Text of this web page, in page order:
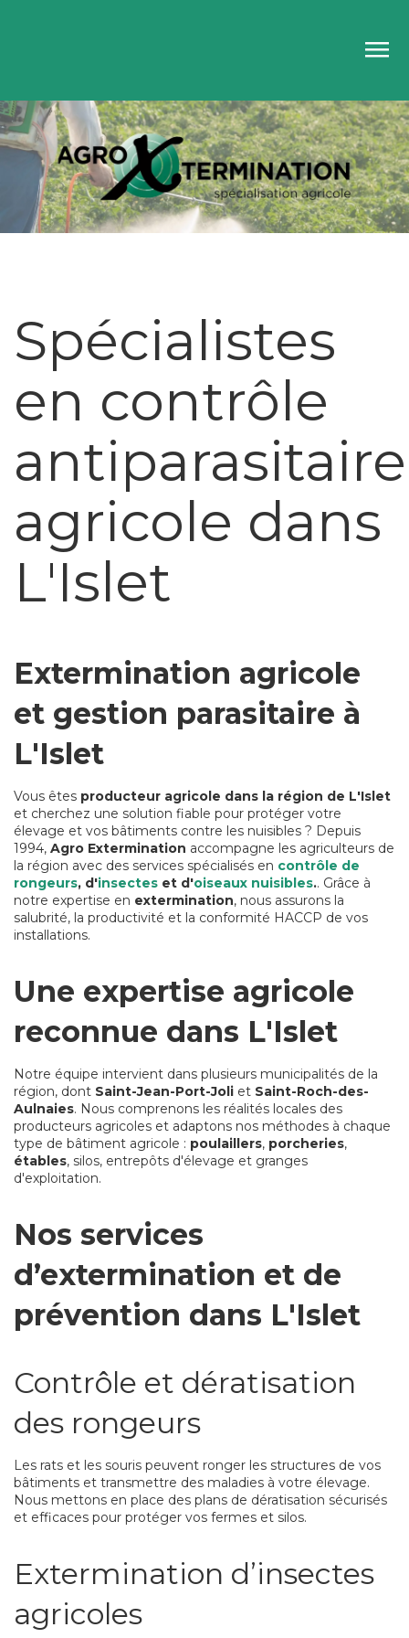
Spécialistes
en contrôle
antiparasitaire
agricole dans
L'Islet
Extermination agricole
et gestion parasitaire à
L'Islet
Vous êtes producteur agricole dans la région de L'Islet
et cherchez une solution fiable pour protéger votre
élevage et vos bâtiments contre les nuisibles ? Depuis
1994, Agro Extermination accompagne les agriculteurs de
la région avec des services spécialisés en contrôle de
rongeurs, d'insectes et d'oiseaux nuisibles.. Grâce à
notre expertise en extermination, nous assurons la
salubrité, la productivité et la conformité HACCP de vos
installations.
Une expertise agricole
reconnue dans L'Islet
Notre équipe intervient dans plusieurs municipalités de la
région, dont Saint-Jean-Port-Joli et Saint-Roch-des-
Aulnaies. Nous comprenons les réalités locales des
producteurs agricoles et adaptons nos méthodes à chaque
type de bâtiment agricole : poulaillers, porcheries,
étables, silos, entrepôts d'élevage et granges
d'exploitation.
Nos services
d’extermination et de
prévention dans L'Islet
Contrôle et dératisation
des rongeurs
Les rats et les souris peuvent ronger les structures de vos
bâtiments et transmettre des maladies à votre élevage.
Nous mettons en place des plans de dératisation sécurisés
et efficaces pour protéger vos fermes et silos.
Extermination d’insectes
agricoles